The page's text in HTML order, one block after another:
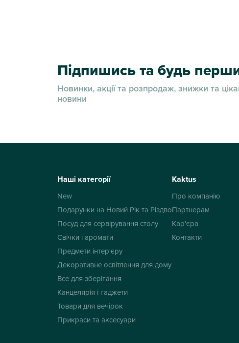
Підпишись та будь
Новинки, акції та розпродаж, знижки та
новини
Наші категорії
New
Подарунки на Новий Рік та Різдво
Посуд для сервірування столу
Свічки і аромати
Предмети інтер'єру
Декоративне освітлення для дому
Все для зберігання
Канцелярія і гаджети
Товари для вечірок
Прикраси та аксесуари
Kaktus
Про компанію
Партнерам
Кар'єра
Контакти